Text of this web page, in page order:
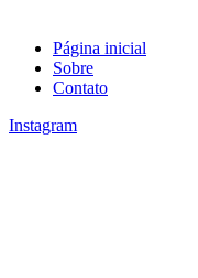
Página inicial
Sobre
Contato
Instagram